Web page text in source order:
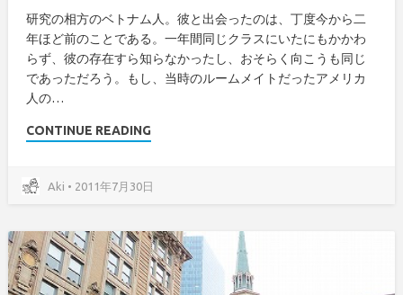
研究の相方のベトナム人。彼と出会ったのは、丁度今から二
年ほど前のことである。一年間同じクラスにいたにもかかわ
らず、彼の存在すら知らなかったし、おそらく向こうも同じ
であっただろう。もし、当時のルームメイトだったアメリカ
人の…
CONTINUE READING
Aki • 2011年7月30日